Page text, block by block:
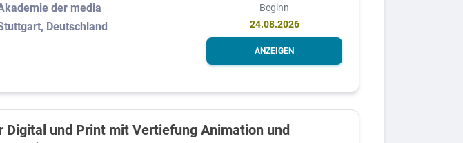
der media
Deutschland
Beginn
24.08.2026
ANZEIGEN
Digital und Print mit Vertiefung Animation und